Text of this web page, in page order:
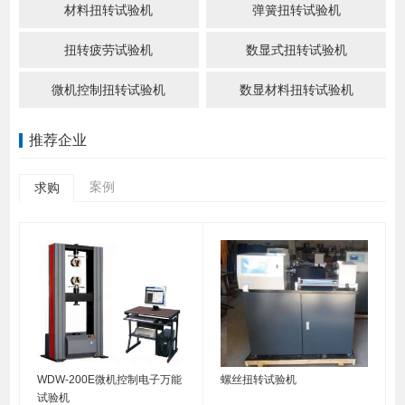
材料扭转试验机 弹簧扭转试验机
扭转疲劳试验机 数显式扭转试验机
微机控制扭转试验机 数显材料扭转试验机
推荐企业
求购 案例
WDW-200E微机控制电子万能
试验机
螺丝扭转试验机